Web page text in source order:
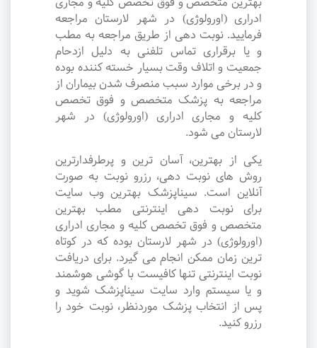
ادراری (اورولوژی) در شهر لارستان مراجعه
فرمایید. نوبت دهی از طریق مراجعه به مطب
و یا برقراری تماس تلفنی به دلیل ازدحام
جمعیت و اتلاف وقت بسیار خسته کننده بوده
و در برخی موارد سبب منصرف شدن بیماران از
مراجعه به پزشک متخصص و فوق تخصص
کلیه و مجاری ادراری (اورولوژی) در شهر
لارستان می شود.
یکی از بهترین، آسان ترین و پرطرفدارترین
روش های نوبت دهی، رزرو نوبت به صورت
آنلاین است. سیناپزشک بهترین وب سایت
برای نوبت دهی اینترنتی مطب بهترین
متخصص و فوق تخصص کلیه و مجاری ادراری
(اورولوژی) در شهر لارستان بوده که در کوتاه
ترین زمان ممکن انجام می گیرد. برای دریافت
نوبت اینترنتی تنها کافیست با گوشی هوشمند
و یا سیستم وارد سایت سیناپزشک شوید و
پس از انتخاب پزشک موردنظر، نوبت خود را
رزرو کنید.